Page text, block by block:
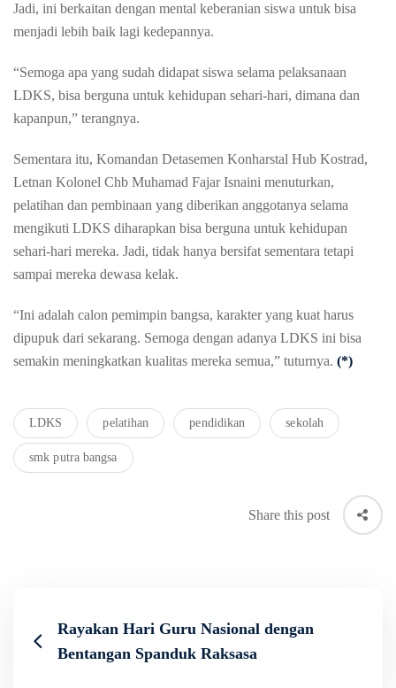
Jadi, ini berkaitan dengan mental keberanian siswa untuk bisa
menjadi lebih baik lagi kedepannya.
“Semoga apa yang sudah didapat siswa selama pelaksanaan
LDKS, bisa berguna untuk kehidupan sehari-hari, dimana dan
kapanpun,” terangnya.
Sementara itu, Komandan Detasemen Konharstal Hub Kostrad,
Letnan Kolonel Chb Muhamad Fajar Isnaini menuturkan,
pelatihan dan pembinaan yang diberikan anggotanya selama
mengikuti LDKS diharapkan bisa berguna untuk kehidupan
sehari-hari mereka. Jadi, tidak hanya bersifat sementara tetapi
sampai mereka dewasa kelak.
“Ini adalah calon pemimpin bangsa, karakter yang kuat harus
dipupuk dari sekarang. Semoga dengan adanya LDKS ini bisa
semakin meningkatkan kualitas mereka semua,” tuturnya. (*)
LDKS pelatihan pendidikan sekolah
smk putra bangsa
Share this post
Rayakan Hari Guru Nasional dengan
Bentangan Spanduk Raksasa